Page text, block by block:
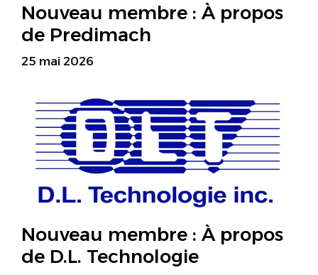
Nouveau membre : À propos
de Predimach
25 mai 2026
Nouveau membre : À propos
de D.L. Technologie